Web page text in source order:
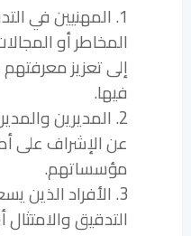
1. المهنيين في
المخاطر أو
إلى تعزيز
فيها.
2. المديرين
عن الإشراف على
مؤسساتهم.
3. الأفراد
التدقيق